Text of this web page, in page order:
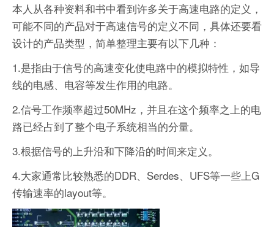
本人从各种资料和书中看到许多关于高速电路的定义，
可能不同的产品对于高速信号的定义不同，具体还要看
设计的产品类型，简单整理主要有以下几种：
1.是指由于信号的高速变化使电路中的模拟特性，如导
线的电感、电容等发生作用的电路。
2.信号工作频率超过50MHz，并且在这个频率之上的电
路已经占到了整个电子系统相当的分量。
3.根据信号的上升沿和下降沿的时间来定义。
4.大家通常比较熟悉的DDR、Serdes、UFS等一些上G
传输速率的layout等。